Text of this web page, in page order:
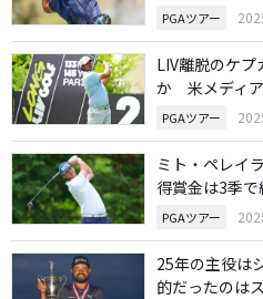
PGAツアー
LIV離脱のケプ
か 米メディ
PGAツアー
ミト・ペレイ
得賞金は3季
PGAツアー
25年の主役は
的だったのは